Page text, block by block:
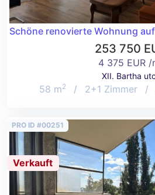
Schöne renovierte Wohnung
253 750
4 375 EUR /
XII. Bartha
58 m2 / 2+1 Zimmer /
PRO ID #00251
Verkauft